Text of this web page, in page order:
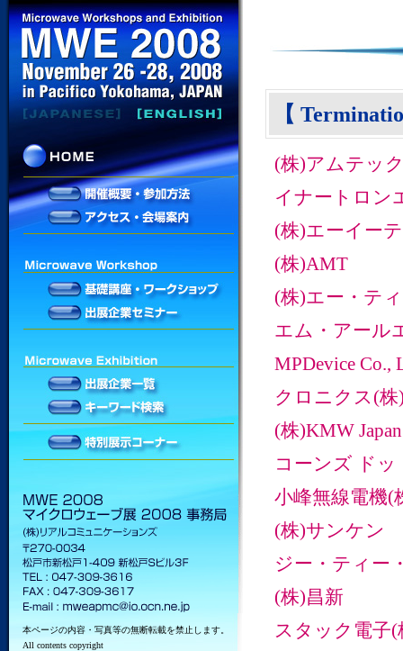
本ページの内容・写真等の無断転載を禁止します。
All contents copyright
【
(株)アムテッ
イナートロン
(株)エーイー
(株)AMT
(株)エー・テ
エム・アール
MPDevice Co.,
クロニクス(株
(株)KMW Japan
コーンズ ド
小峰無線電機(
(株)サンケン
ジー・ティー
(株)昌新
スタック電子(